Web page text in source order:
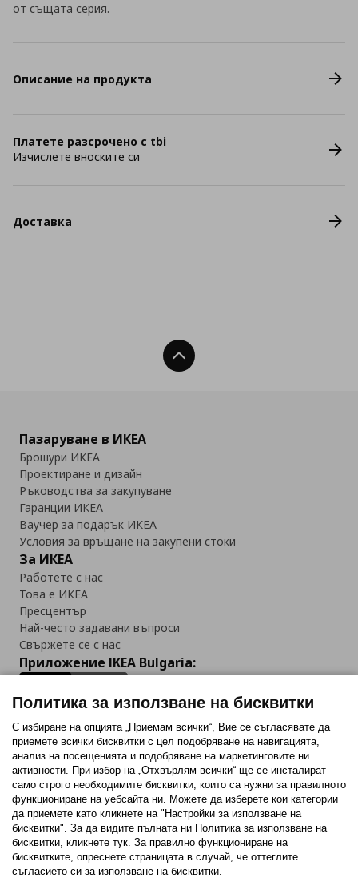
от същата серия.
Описание на продукта
Платете разсрочено с tbi
Изчислете вноските си
Доставка
Нагоре
Пазаруване в ИКЕА
Брошури ИКЕА
Проектиране и дизайн
Ръководства за закупуване
Гаранции ИКЕА
Ваучер за подарък ИКЕА
Условия за връщане на закупени стоки
За ИКЕА
Работете с нас
Това е ИКЕА
Пресцентър
Най-често задавани въпроси
Свържете се с нас
Приложение IKEA Bulgaria:
Последвайте ни:
FacebookTwitterYoutubePinterestInstagram
Политика за използване на бисквитки (Cookies)
Политика за използване на бисквитки
С избиране на опцията „Приемам всички“, Вие се съгласявате да
приемете всички бисквитки с цел подобряване на навигацията,
анализ на посещенията и подобряване на маркетинговите ни
активности. При избор на „Отхвърлям всички“ ще се инсталират
само строго необходимитe бисквитки, които са нужни за правилното
функциониране на уебсайта ни. Можете да изберете кои категории
да приемете като кликнете на "Настройки за използване на
бисквитки". За да видите пълната ни Политика за използване на
бисквитки, кликнете тук. За правилно функциониране на
бисквитките, опреснете страницата в случай, че оттеглите
съгласието си за използване на бисквитки.